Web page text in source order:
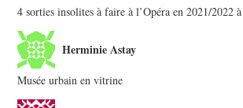
4 sorties insolites à faire à l’Opéra en 2021/2022
Herminie Astay
Musée urbain en vitrine